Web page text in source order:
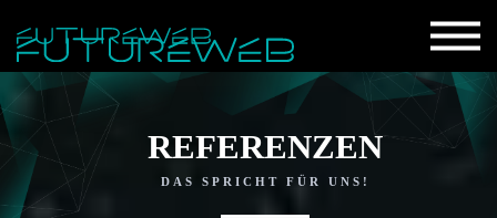
REFERENZEN
DAS SPRICHT FÜR UNS!